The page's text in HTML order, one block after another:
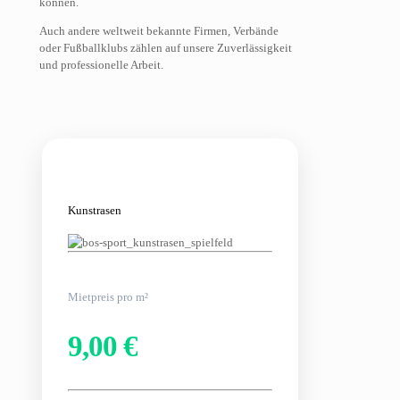
Auch andere weltweit bekannte Firmen, Verbände
oder Fußballklubs zählen auf unsere Zuverlässigkeit
und professionelle Arbeit.
Kunstrasen
Mietpreis pro m²
9,00 €